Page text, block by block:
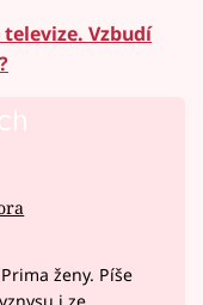
Vzbudí
ženy. Píše